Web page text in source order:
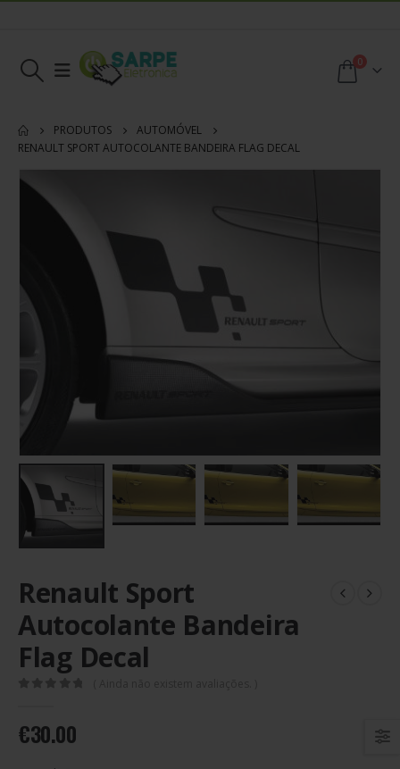
0
PRODUTOS
AUTOMÓVEL
RENAULT SPORT AUTOCOLANTE BANDEIRA FLAG DECAL
Renault Sport
Autocolante Bandeira
Flag Decal
€30.00